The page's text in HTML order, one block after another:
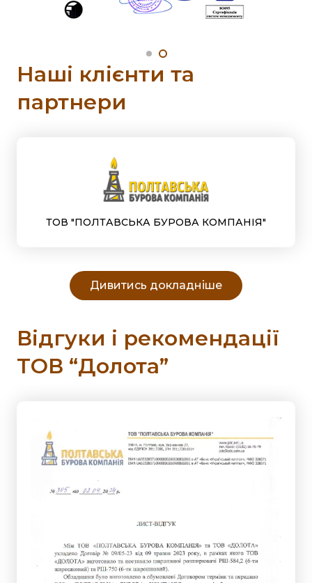
Наші клієнти та
партнери
ТОВ "Геобудівельні технології"
Дивитись докладніше
Відгуки і рекомендації
ТОВ “Долота”